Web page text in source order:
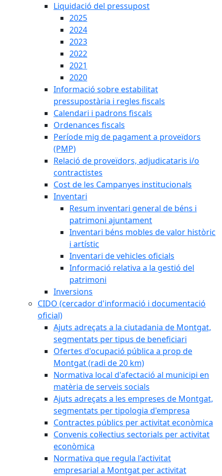
Liquidació del pressupost
2025
2024
2023
2022
2021
2020
Informació sobre estabilitat
pressupostària i regles fiscals
Calendari i padrons fiscals
Ordenances fiscals
Període mig de pagament a proveïdors
(PMP)
Relació de proveïdors, adjudicataris i/o
contractistes
Cost de les Campanyes institucionals
Inventari
Resum inventari general de béns i
patrimoni ajuntament
Inventari béns mobles de valor històric
i artístic
Inventari de vehicles oficials
Informació relativa a la gestió del
patrimoni
Inversions
CIDO (cercador d'informació i documentació
oficial)
Ajuts adreçats a la ciutadania de Montgat,
segmentats per tipus de beneficiari
Ofertes d'ocupació pública a prop de
Montgat (radi de 20 km)
Normativa local d'afectació al municipi en
matèria de serveis socials
Ajuts adreçats a les empreses de Montgat,
segmentats per tipologia d'empresa
Contractes públics per activitat econòmica
Convenis col·lectius sectorials per activitat
econòmica
Normativa que regula l'activitat
empresarial a Montgat per activitat